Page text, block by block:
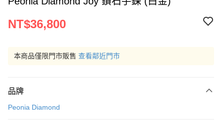
NT$36,800
本商品僅限門市販售 查看鄰近門市
品牌
Peonia Diamond